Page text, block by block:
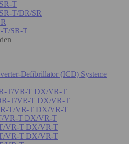
T
T/DR/SR
T/SR-T
Defibrillator (ICD) Systeme
T/VR-T DX/VR-T
T/VR-T DX/VR-T
T/VR-T DX/VR-T
VR-T DX/VR-T
VR-T DX/VR-T
VR-T DX/VR-T